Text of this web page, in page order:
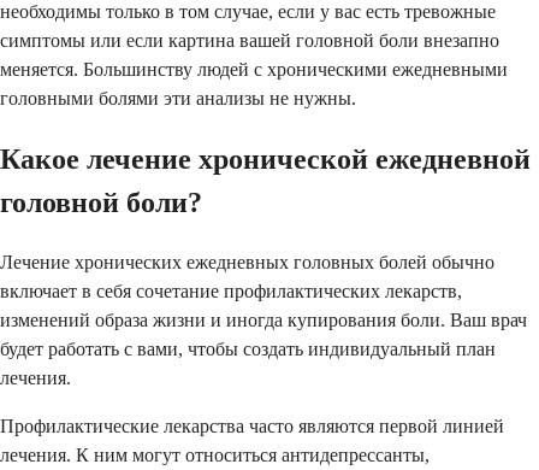
необходимы только в том случае, если у вас есть тревожные
симптомы или если картина вашей головной боли внезапно
меняется. Большинству людей с хроническими ежедневными
головными болями эти анализы не нужны.
Какое лечение хронической ежедневной
головной боли?
Лечение хронических ежедневных головных болей обычно
включает в себя сочетание профилактических лекарств,
изменений образа жизни и иногда купирования боли. Ваш врач
будет работать с вами, чтобы создать индивидуальный план
лечения.
Профилактические лекарства часто являются первой линией
лечения. К ним могут относиться антидепрессанты,